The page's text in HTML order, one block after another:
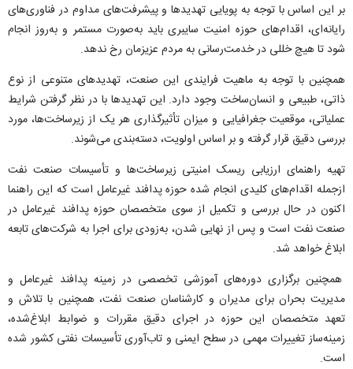
بر این اساس با توجه به پویایی تهدید‌ها و پیشرفت‌های مداوم در فناوری‌های
رایانه‌ای، اقدام‌های حوزه امنیت سایبری باید به‌صورت مستمر و به‌روز انجام
شود تا هیچ خللی در خدمت‌رسانی به مردم عزیزمان رخ ندهد.
همچنین با توجه به ماهیت فرایندی این صنعت، تهدید‌های متنوعی از نوع
ذاتی، طبیعی و انسان‌ساخت وجود دارد. این تهدید‌ها با در نظر گرفتن شرایط
عملیاتی، موقعیت جغرافیایی و میزان تأثیرگذاری هر یک از زیرساخت‌ها، مورد
بررسی دقیق قرار گرفته و بر اساس اولویت، دسته‌بندی می‌شوند.
تهیه راهنمای ارزیابی ریسک امنیتی زیرساخت‌ها و تأسیسات صنعت نفت
ازجمله اقدام‌های کلیدی انجام شده حوزه پدافند غیرعامل است که این راهنما
اکنون در حال بررسی و تکمیل از سوی متخصصان حوزه پدافند غیرعامل در
صنعت نفت است و پس از نهایی شدن، به‌زودی برای اجرا به شرکت‌های تابعه
ابلاغ خواهد شد.
همچنین برگزاری دوره‌های آموزشی تخصصی در زمینه پدافند غیرعامل و
مدیریت بحران برای مدیران و کارشناسان صنعت نفت، همچنین با تلاش و
تعهد متخصصان این حوزه در اجرای دقیق مقررات و ضوابط ابلاغ‌شده،
زمینه‌ساز تغییرات مهمی در سطح ایمنی و تاب‌آوری تأسیسات نفتی کشور شده
است.